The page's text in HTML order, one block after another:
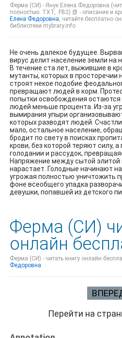
Ферма (СИ) - Янук Елена Федоровна
полностью .TXT, .FB2) 📗 - описание и
Елена Федоровна , читайте бесплатно
библиотеки mybrary.info
Не очень далекое будущее.
вирус делит население земли на
В течение ста лет, выжившие в
мутанты, которых в просторечии
строят некое подобие
превращают людей в корм.
попытки освобождения
людей меньше процента. Из-за
вымирания упыри
которых разводят людей.
мало, остальное население,
бродит по свету в поисках
крови, без которой теряют силу,
голодании и рассудок,
Напряжение между сытой элитой
нарастает. Голодные начинают
угрожая полностью уничтожить
фоне всеобщего упадка
девушки, попавшей из детского
Ферма (СИ)
онлайн
Ферма (СИ) - читать книгу онлайн
Федоровна
Перейти на